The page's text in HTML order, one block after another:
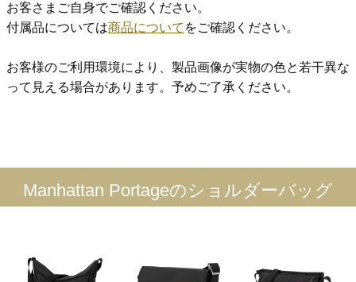
お客さまご自身でご確認ください。
付属品については商品について をご確認ください。
お客様のご利用環境により、製品画像が実物の色と若干異な
って見える場合があります。予めご了承ください。
Manhattan Portageのショルダーバッグ